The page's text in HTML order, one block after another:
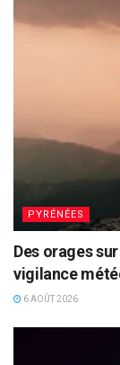
PYRÉNÉES
Des orages
vigilance
6 AOÛT 2026